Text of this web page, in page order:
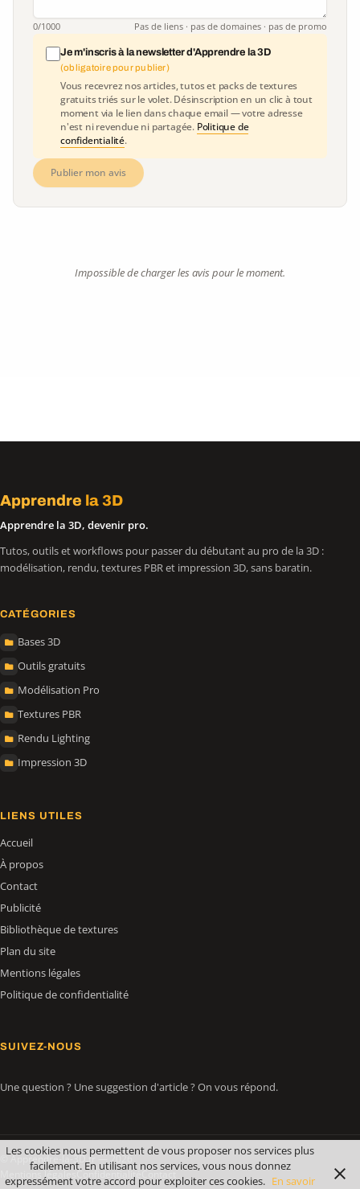
0/1000 Pas de liens · pas de domaines · pas de promo
Je m'inscris à la newsletter d'Apprendre la 3D
(obligatoire pour publier)
Vous recevrez nos articles, tutos et packs de textures
gratuits triés sur le volet. Désinscription en un clic à tout
moment via le lien dans chaque email — votre adresse
n'est ni revendue ni partagée. Politique de
confidentialité.
Publier mon avis
Impossible de charger les avis pour le moment.
Apprendre la 3D
Apprendre la 3D, devenir pro.
Tutos, outils et workflows pour passer du débutant au pro de la 3D :
modélisation, rendu, textures PBR et impression 3D, sans baratin.
CATÉGORIES
Bases 3D
Outils gratuits
Modélisation Pro
Textures PBR
Rendu Lighting
Impression 3D
LIENS UTILES
Accueil
À propos
Contact
Publicité
Bibliothèque de textures
Plan du site
Mentions légales
Politique de confidentialité
SUIVEZ-NOUS
Une question ? Une suggestion d'article ? On vous répond.
© Apprendre-la-3D.fr — 2026
Mentions légalesConfidentialitéContact
Les cookies nous permettent de vous proposer nos services plus
facilement. En utilisant nos services, vous nous donnez
expressément votre accord pour exploiter ces cookies. En savoir